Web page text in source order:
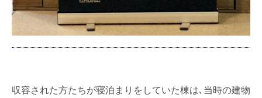
収容された方たちが寝泊まりをしていた棟は､当時の建物